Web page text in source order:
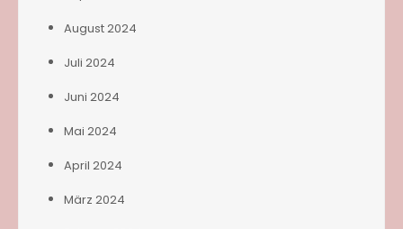
August 2024
Juli 2024
Juni 2024
Mai 2024
April 2024
März 2024